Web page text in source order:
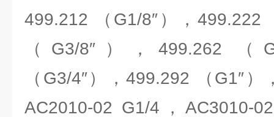
499.212 （G1/8″），499.222
（G3/8″），499.262 （
（G3/4″），499.292 （G1″
AC2010-02 G1/4，AC3010-